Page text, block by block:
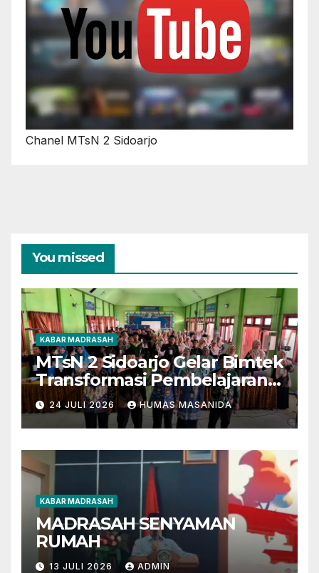
Chanel MTsN 2 Sidoarjo
You missed
KABAR MADRASAH
MTsN 2 Sidoarjo Gelar Bimtek
Transformasi Pembelajaran
Berbasis AI dan Deep
Learning
24 JULI 2026 HUMAS MASANIDA
KABAR MADRASAH
MADRASAH SENYAMAN
RUMAH
13 JULI 2026 ADMIN